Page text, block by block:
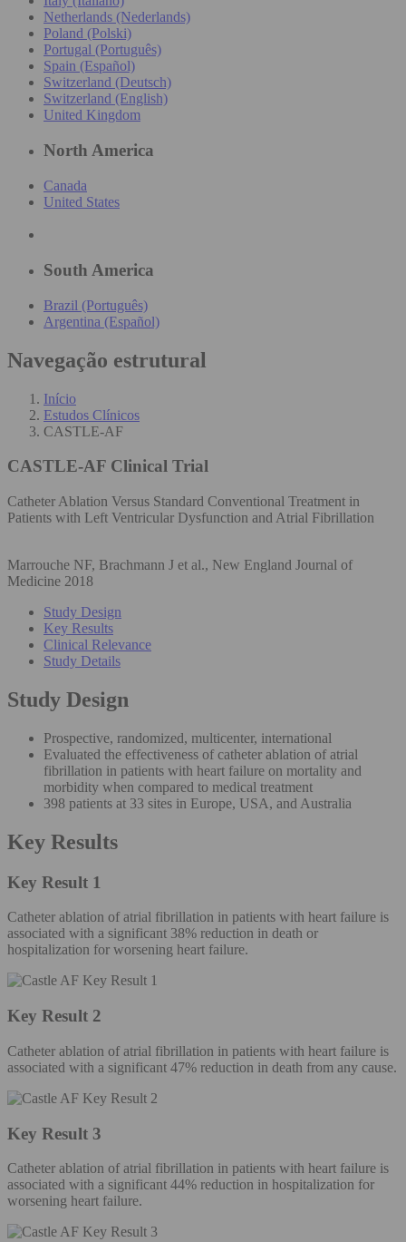
Netherlands (Nederlands)
Poland (Polski)
Portugal (Português)
Spain (Español)
Switzerland (Deutsch)
Switzerland (English)
United Kingdom
North America
Canada
United States
South America
Brazil (Português)
Argentina (Español)
Navegação estrutural
Início
Estudos Clínicos
CASTLE-AF
CASTLE-AF Clinical Trial
Catheter Ablation Versus Standard Conventional Treatment in
Patients with Left Ventricular Dysfunction and Atrial Fibrillation
Marrouche NF, Brachmann J et al., New England Journal of
Medicine 2018
Study Design
Key Results
Clinical Relevance
Study Details
Study Design
Prospective, randomized, multicenter, international
Evaluated the effectiveness of catheter ablation of atrial
fibrillation in patients with heart failure on mortality and
morbidity when compared to medical treatment
398 patients at 33 sites in Europe, USA, and Australia
Key Results
Key Result 1
Catheter ablation of atrial fibrillation in patients with heart failure is
associated with a significant 38% reduction in death or
hospitalization for worsening heart failure.
Key Result 2
Catheter ablation of atrial fibrillation in patients with heart failure is
associated with a significant 47% reduction in death from any cause.
Key Result 3
Catheter ablation of atrial fibrillation in patients with heart failure is
associated with a significant 44% reduction in hospitalization for
worsening heart failure.